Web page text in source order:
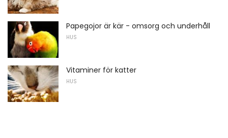
Papegojor är kär - omsorg och underhåll
HUS
Vitaminer för katter
HUS